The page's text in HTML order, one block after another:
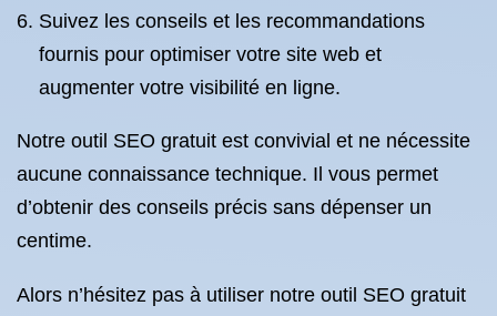
Suivez les conseils et les recommandations
fournis pour optimiser votre site web et
augmenter votre visibilité en ligne.
Notre outil SEO gratuit est convivial et ne nécessite
aucune connaissance technique. Il vous permet
d’obtenir des conseils précis sans dépenser un
centime.
Alors n’hésitez pas à utiliser notre outil SEO gratuit